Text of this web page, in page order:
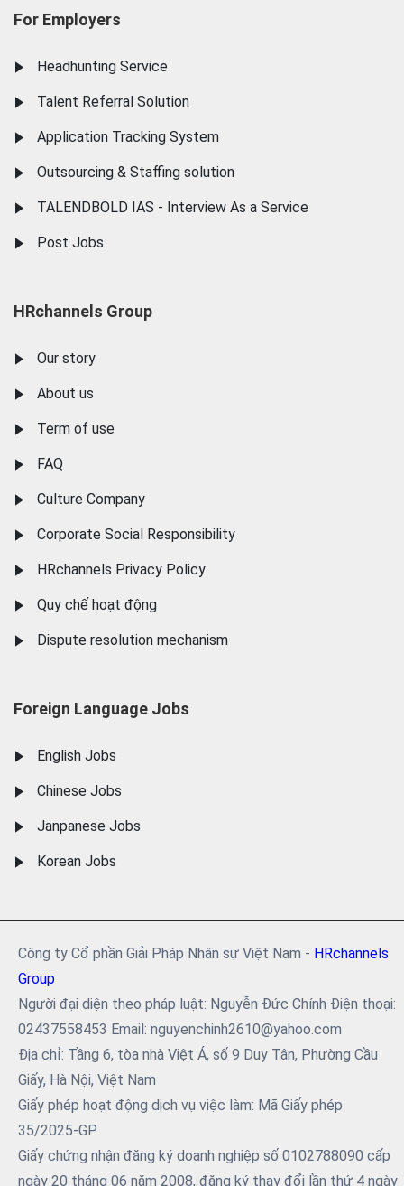
For Employers
Headhunting Service
Talent Referral Solution
Application Tracking System
Outsourcing & Staffing solution
TALENDBOLD IAS - Interview As a Service
Post Jobs
HRchannels Group
Our story
About us
Term of use
FAQ
Culture Company
Corporate Social Responsibility
HRchannels Privacy Policy
Quy chế hoạt động
Dispute resolution mechanism
Foreign Language Jobs
English Jobs
Chinese Jobs
Janpanese Jobs
Korean Jobs
Công ty Cổ phần Giải Pháp Nhân sự Việt Nam - HRchannels
Group
Người đại diện theo pháp luật: Nguyễn Đức Chính Điện thoại:
02437558453 Email: nguyenchinh2610@yahoo.com
Địa chỉ: Tầng 6, tòa nhà Việt Á, số 9 Duy Tân, Phường Cầu
Giấy, Hà Nội, Việt Nam
Giấy phép hoạt động dịch vụ việc làm: Mã Giấy phép
35/2025-GP
Giấy chứng nhận đăng ký doanh nghiệp số 0102788090 cấp
ngày 20 tháng 06 năm 2008, đăng ký thay đổi lần thứ 4 ngày